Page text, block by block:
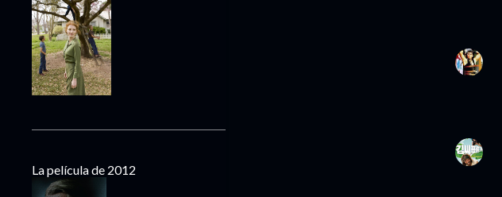
La película de 2012